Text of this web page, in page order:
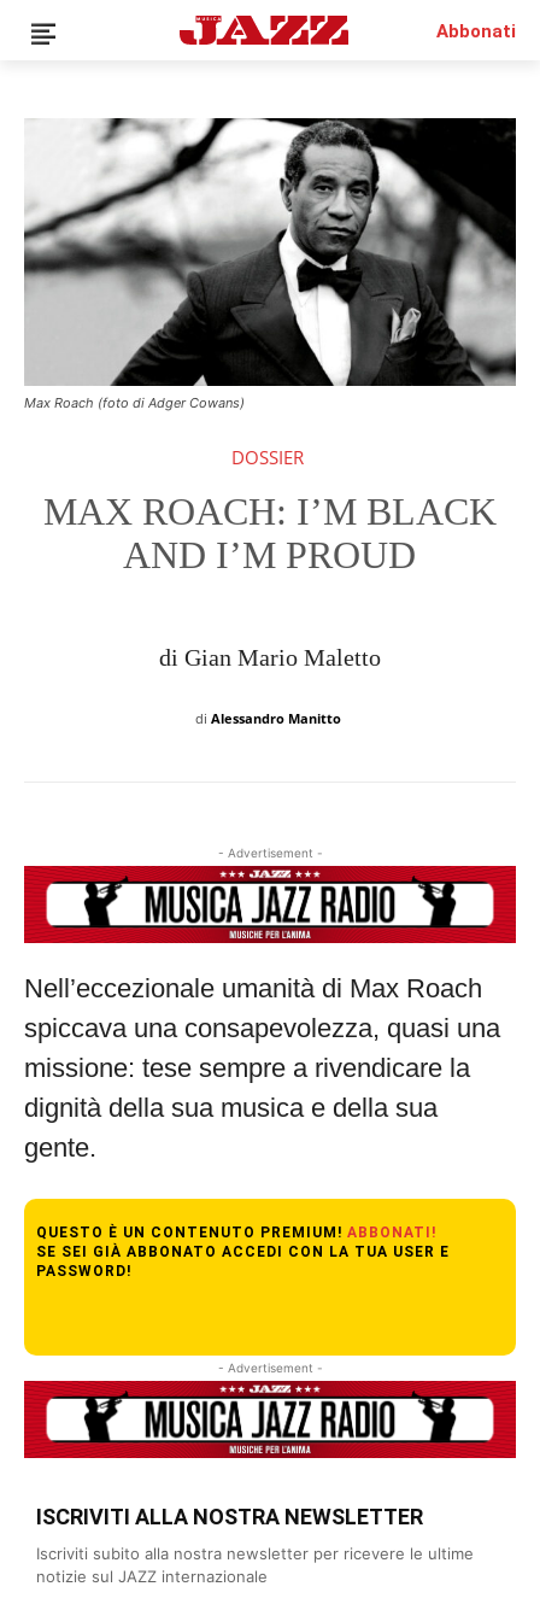
QUESTO È UN CONTENUTO PREMIUM!ABBONATI!
SE SEI GIÀ ABBONATO ACCEDI CON LA TUA USER E
PASSWORD!
Abbonati
Max Roach (foto di Adger Cowans)
DOSSIER
MAX ROACH: I’M BLACK
AND I’M PROUD
di Gian Mario Maletto
di Alessandro Manitto
- Advertisement -
Nell’eccezionale umanità di Max Roach
spiccava una consapevolezza, quasi una
missione: tese sempre a rivendicare la
dignità della sua musica e della sua
gente.
QUESTO È UN CONTENUTO PREMIUM! ABBONATI!
SE SEI GIÀ ABBONATO ACCEDI CON LA TUA USER E
PASSWORD!
- Advertisement -
ISCRIVITI ALLA NOSTRA NEWSLETTER
Iscriviti subito alla nostra newsletter per ricevere le ultime
notizie sul JAZZ internazionale